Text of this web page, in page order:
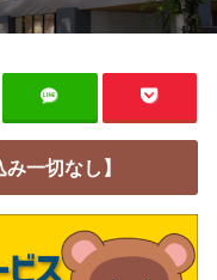
一切なし】